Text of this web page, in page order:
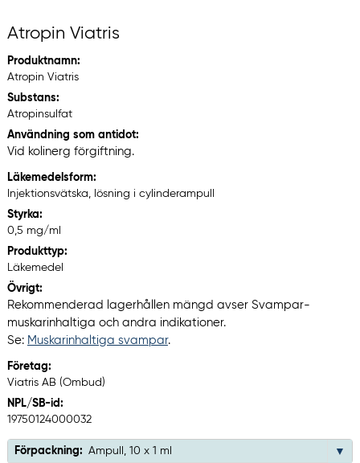
Atropin Viatris
Produktnamn:
Atropin Viatris
Substans:
Atropinsulfat
Användning som antidot:
Vid kolinerg förgiftning.
Läkemedelsform:
Injektionsvätska, lösning i cylinderampull
Styrka:
0,5 mg/ml
Produkttyp:
Läkemedel
Övrigt:
Rekommenderad lagerhållen mängd avser Svampar-
muskarinhaltiga och andra indikationer.
Se: Muskarinhaltiga svampar.
Företag:
Viatris AB (Ombud)
NPL/SB-id:
19750124000032
Förpackning: Ampull, 10 x 1 ml